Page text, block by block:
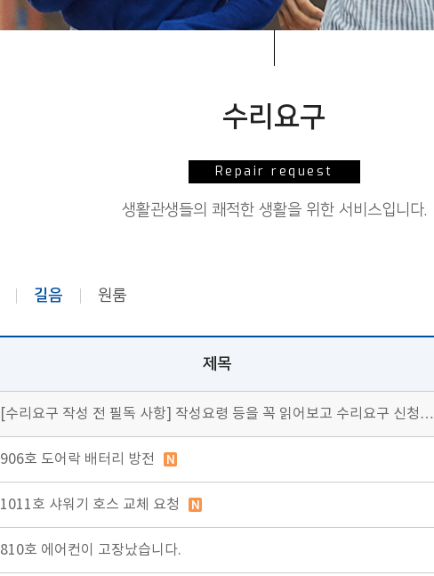
수리요구
Repair request
생활관생들의 쾌적한 생활을 위한 서비스입니다.
길음 원룸
제목
[수리요구 작성 전 필독 사항] 작성요령 등을 꼭 읽어보고 수리요구 신청…
906호 도어락 배터리 방전
1011호 샤워기 호스 교체 요청
810호 에어컨이 고장났습니다.